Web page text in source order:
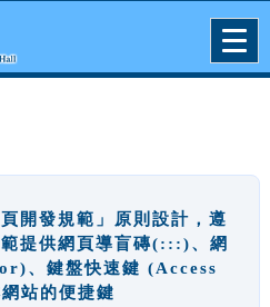
開發規範」原則設計，遵
提供網頁導盲磚(:::)、網
、鍵盤快速鍵 (Access
站的便捷鍵